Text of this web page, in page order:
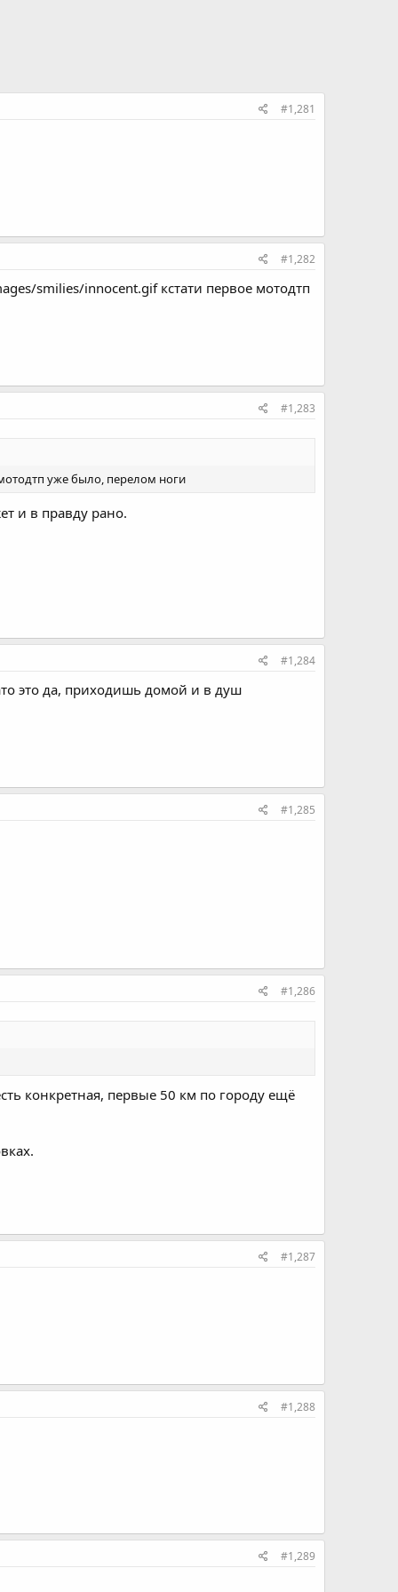
#1,281
#1,282
smilies/innocent.gif кстати первое мотодтп
#1,283
уже было, перелом ноги
и в правду рано.
#1,284
это да, приходишь домой и в душ
#1,285
#1,286
конкретная, первые 50 км по городу ещё
#1,287
#1,288
#1,289